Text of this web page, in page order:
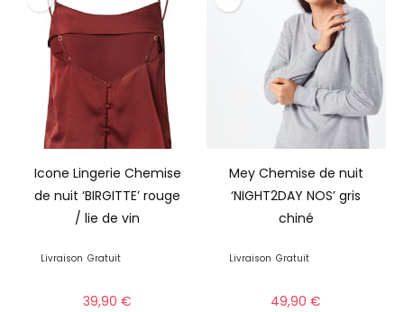
Icone Lingerie Chemise
de nuit ‘BIRGITTE’ rouge
/ lie de vin
Livraison Gratuit
39,90€
Mey Chemise de nuit
‘NIGHT2DAY NOS’ gris
chiné
Livraison Gratuit
49,90€